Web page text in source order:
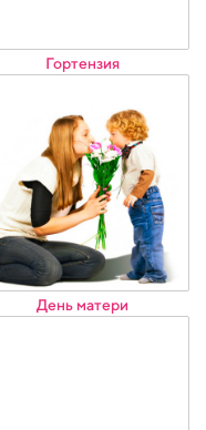
Гортензия
День матери